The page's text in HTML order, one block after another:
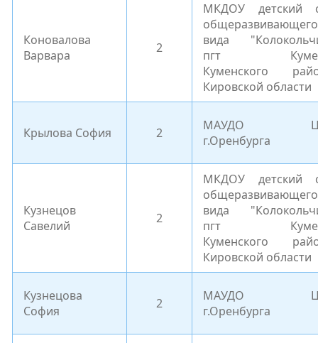
Коновалова
Варвара
2
МКДОУ детский
общеразвивающего
вида
пгт
Куменского
Кировской области
Крылова София 2
МАУДО
г.Оренбурга
Кузнецов
Савелий
2
МКДОУ детский
общеразвивающего
вида
пгт
Куменского
Кировской области
Кузнецова
София
2
МАУДО
г.Оренбурга